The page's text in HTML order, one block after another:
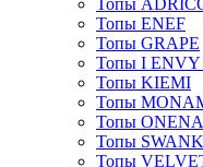
Топы
Топы ENEF
Топы GRAPE
Топы I ENVY
Топы KIEMI
Топы
Топы
Топы
Топы